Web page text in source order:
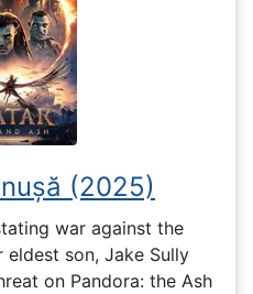
(2025)
war against the
eldest son, Jake Sully
on Pandora: the Ash